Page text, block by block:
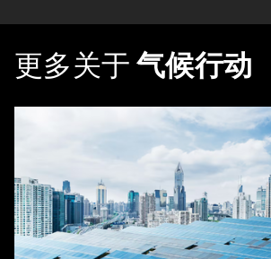
更多关于 气候行动